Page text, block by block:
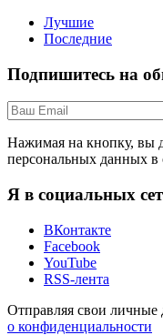
Лучшие
Последние
Подпишитесь на
Нажимая на кнопку, вы
персональных данных в
Я в социальных
ВКонтакте
Facebook
YouTube
RSS-лента
Отправляя свои
о конфиденциальности